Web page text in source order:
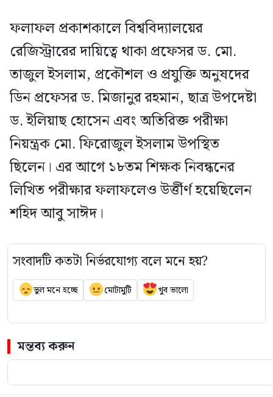
ফলাফল প্রকাশকালে বিশ্ববিদ্যালয়ের
রেজিস্ট্রারের দায়িত্বে থাকা প্রফেসর ড. মো.
তাজুল ইসলাম, প্রকৌশল ও প্রযুক্তি অনুষদের
ডিন প্রফেসর ড. মিজানুর রহমান, ছাত্র উপদেষ্টা
ড. ইলিয়াছ হোসেন এবং অতিরিক্ত পরীক্ষা
নিয়ন্ত্রক মো. ফিরোজুল ইসলাম উপস্থিত
ছিলেন। এর আগে ১৮তম শিক্ষক নিবন্ধনের
লিখিত পরীক্ষার ফলাফলেও উর্ত্তীর্ণ হয়েছিলেন
শহিদ আবু সাঈদ।
সংবাদটি কতটা নির্ভরযোগ্য বলে মনে হয়?
ভুল মনে হচ্ছে মোটামুটি খুব ভালো
মন্তব্য করুন